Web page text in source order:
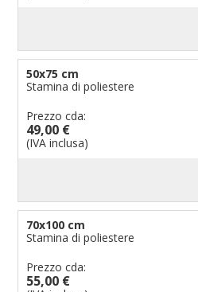
50x75 cm
Stamina di poliestere
Prezzo cda:
49,00 €
(IVA inclusa)
70x100 cm
Stamina di poliestere
Prezzo cda:
55,00 €